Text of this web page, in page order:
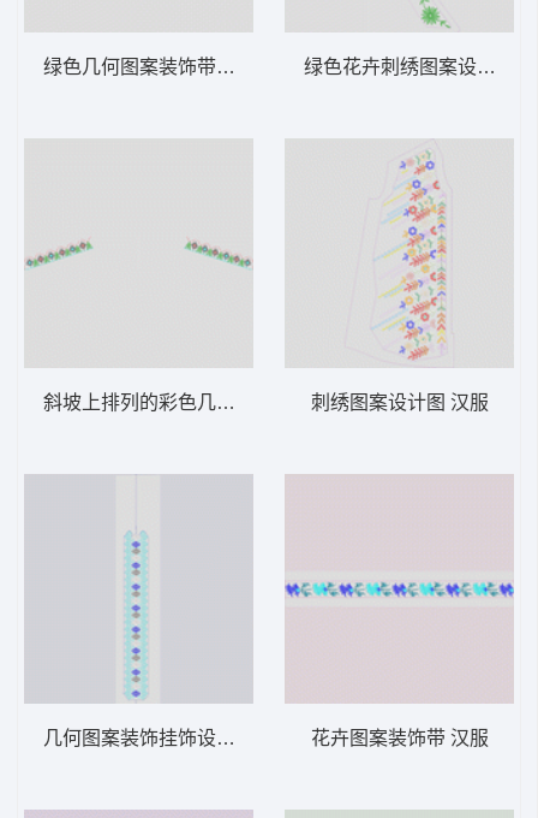
绿色几何图案装饰带 汉服
斜坡上排列的彩色几何图案 汉服
几何图案装饰挂饰设计图 汉服
绿色花卉刺绣图案设计图
刺绣图案设计图 汉服
花卉图案装饰带 汉服